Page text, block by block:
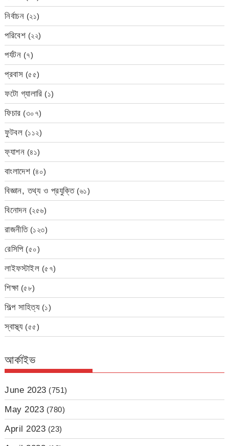
নির্বাচন (২১)
পরিবেশ (২২)
পর্যটন (৭)
প্রবাস (৫৫)
ফটো গ্যালারি (১)
ফিচার (৩০৭)
ফুটবল (১১২)
ফ্যাশন (৪১)
বাংলাদেশ (৪০)
বিজ্ঞান, তথ্য ও প্রযুক্তি(৬১)
বিনোদন (২৫৬)
রাজনীতি(১২৩)
রেসিপি(৫০)
লাইফস্টাইল (৫৭)
শিক্ষা(৫৮)
শিল্প সাহিত্য(১)
স্বাস্থ্য(৫৫)
আর্কাইভ
June 2023 (751)
May 2023 (780)
April 2023 (23)